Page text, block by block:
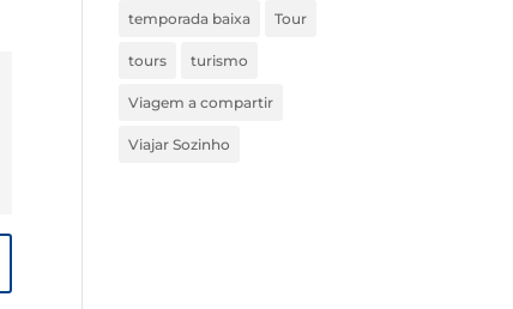
temporada baixa Tour
tours turismo
Viagem a compartir
Viajar Sozinho